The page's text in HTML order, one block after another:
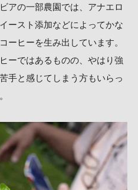
アの一部農園では、アナエロ
ースト添加などによってかな
ーヒーを生み出しています。
ーではあるものの、やはり強
手と感じてしまう方もいらっ